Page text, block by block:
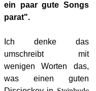
ein paar gute Songs
parat".
Ich denke das
umschreibt mit
wenigen Worten das,
was einen guten